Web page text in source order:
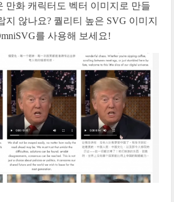
만화 캐릭터도 벡터 이미지로 만들
지 않나요? 퀄리티 높은 SVG 이미지
를 사용해 보세요!